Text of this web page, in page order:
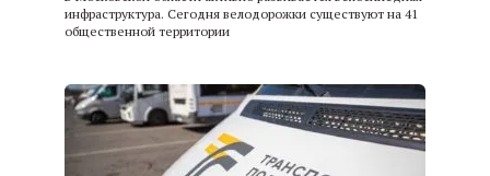
инфраструктура. Сегодня велодорожки существуют на 41
общественной территории